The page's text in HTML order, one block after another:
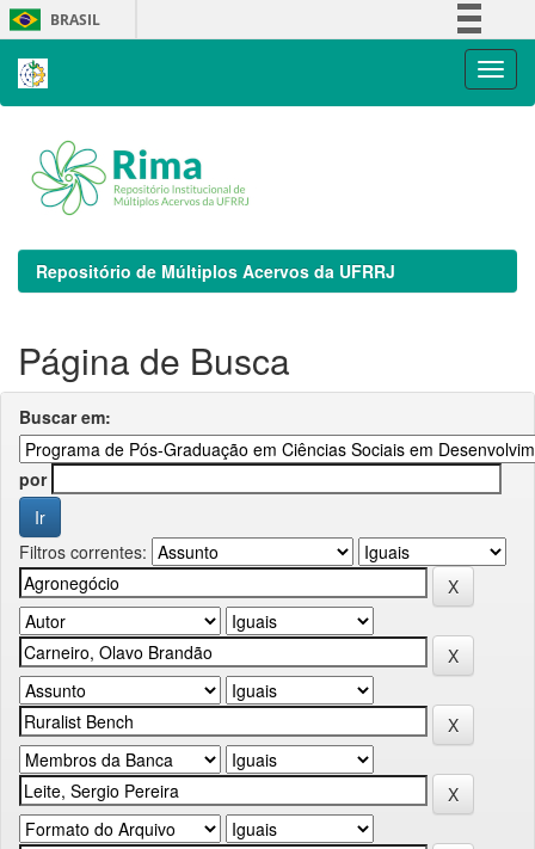
Skip
navigation
BRASIL
Repositório de Múltiplos Acervos da UFRRJ
Página de Busca
Buscar em:
por
Filtros correntes: